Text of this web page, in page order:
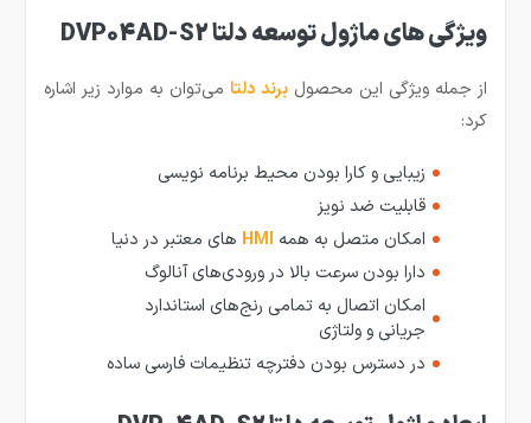
ویژگی های ماژول توسعه دلتا DVP04AD-S2
از جمله ویژگی این محصولبرند دلتامی‌توان به موارد زیر اشاره
کرد:
زیبایی و کارا بودن محیط برنامه نویسی
قابلیت ضد نویز
امکان متصل به همه HMI های معتبر در دنیا
دارا بودن سرعت بالا در ورودی‌های آنالوگ
امکان اتصال به تمامی رنج‌های استاندارد
جریانی و ولتاژی
در دسترس بودن دفترچه تنظیمات فارسی ساده